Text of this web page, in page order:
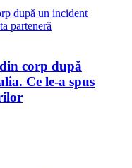
corp după
Ce le-a spus